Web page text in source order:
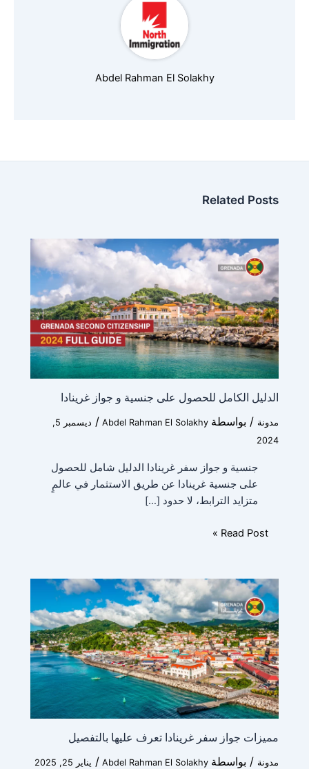
Work
*
Current Position
*
N
e
o
b
i
l
i
t
y
Submit
Abdel Rahman El Solakhy
Related Posts
الدليل الكامل للحصول على جنسية و جواز غرينادا
مدونة / بواسطة Abdel Rahman El Solakhy
/
ديسمبر 5,
2024
جنسية و جواز سفر غرينادا الدليل شامل للحصول
على جنسية غرينادا عن طريق الاستثمار في عالمٍ
متزايد الترابط، لا حدود […]
Read Post »
مميزات جواز سفر غرينادا تعرف عليها بالتفصيل
مدونة / بواسطة Abdel Rahman El Solakhy
/ يناير 25, 2025